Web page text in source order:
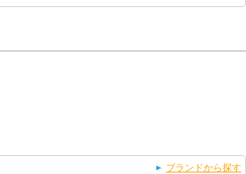
ブランドから探す